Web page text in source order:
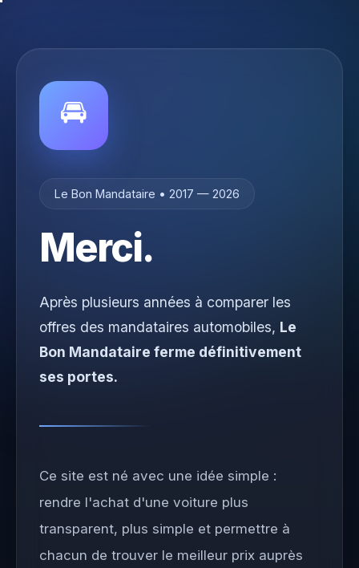
🚘
Le Bon Mandataire • 2017 — 2026
Merci.
Après plusieurs années à comparer les
offres des mandataires automobiles, Le
Bon Mandataire ferme définitivement
ses portes.
Ce site est né avec une idée simple :
rendre l'achat d'une voiture plus
transparent, plus simple et permettre à
chacun de trouver le meilleur prix auprès